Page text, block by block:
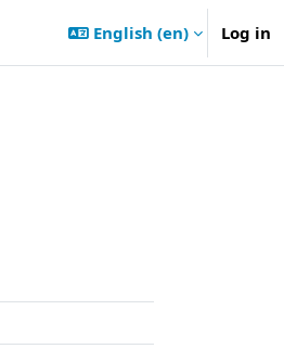
English ‎(en)‎ Log in